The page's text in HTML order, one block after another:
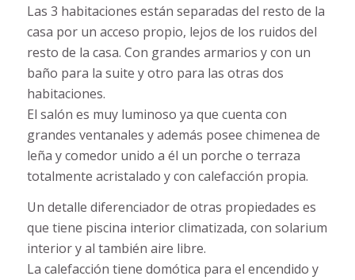
Las 3 habitaciones están separadas del resto de la
casa por un acceso propio, lejos de los ruidos del
resto de la casa. Con grandes armarios y con un
baño para la suite y otro para las otras dos
habitaciones.
El salón es muy luminoso ya que cuenta con
grandes ventanales y además posee chimenea de
leña y comedor unido a él un porche o terraza
totalmente acristalado y con calefacción propia.
Un detalle diferenciador de otras propiedades es
que tiene piscina interior climatizada, con solarium
interior y al también aire libre.
La calefacción tiene domótica para el encendido y